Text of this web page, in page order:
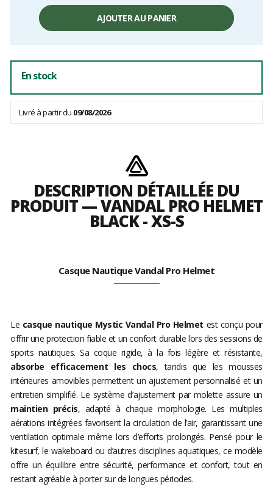
unitaire,
AJOUTER AU PANIER
En stock
Livré à partir du 09/08/2026
DESCRIPTION DÉTAILLÉE DU
PRODUIT — VANDAL PRO HELMET
BLACK - XS-S
Casque Nautique Vandal Pro Helmet
Le casque nautique Mystic Vandal Pro Helmet est conçu pour
offrir une protection fiable et un confort durable lors des sessions de
sports nautiques. Sa coque rigide, à la fois légère et résistante,
absorbe efficacement les chocs, tandis que les mousses
intérieures amovibles permettent un ajustement personnalisé et un
entretien simplifié. Le système d’ajustement par molette assure un
maintien précis, adapté à chaque morphologie. Les multiples
aérations intégrées favorisent la circulation de l’air, garantissant une
ventilation optimale même lors d’efforts prolongés. Pensé pour le
kitesurf, le wakeboard ou d’autres disciplines aquatiques, ce modèle
offre un équilibre entre sécurité, performance et confort, tout en
restant agréable à porter sur de longues périodes.